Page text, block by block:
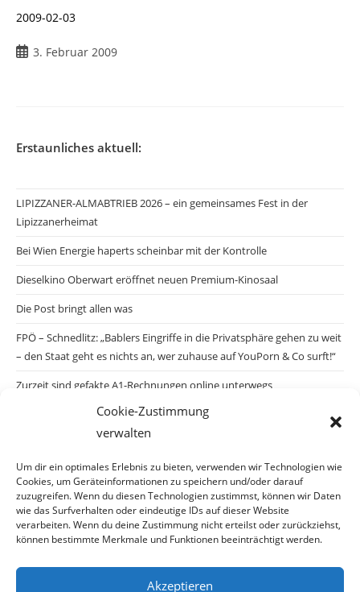
Cookie-Zustimmung
verwalten
Um dir ein optimales Erlebnis zu bieten, verwenden wir Technologien wie
Cookies, um Geräteinformationen zu speichern und/oder darauf
zuzugreifen. Wenn du diesen Technologien zustimmst, können wir Daten
wie das Surfverhalten oder eindeutige IDs auf dieser Website
verarbeiten. Wenn du deine Zustimmung nicht erteilst oder zurückziehst,
können bestimmte Merkmale und Funktionen beeinträchtigt werden.
Akzeptieren
2009-02-03
Beitrag
3. Februar 2009
Erstaunliches aktuell:
LIPIZZANER-ALMABTRIEB 2026 – ein gemeinsames Fest in der
Lipizzanerheimat
Bei Wien Energie haperts scheinbar mit der Kontrolle
Dieselkino Oberwart eröffnet neuen Premium-Kinosaal
Die Post bringt allen was
FPÖ – Schnedlitz: „Bablers Eingriffe in die Privatsphäre gehen zu weit
– den Staat geht es nichts an, wer zuhause auf YouPorn & Co surft!“
Zurzeit sind gefakte A1-Rechnungen online unterwegs
Salzburgs Juden und ihre Sicherheit: „Erst nach einem Anschlag wäre
die Gefahr endlich konkret!“
Biologisches Wunder in Ceuta
Ein vermeintliches Abschiebemärchen
Archiv